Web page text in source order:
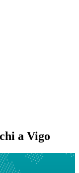
a Vigo